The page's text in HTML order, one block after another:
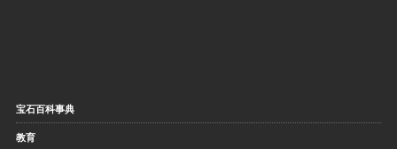
宝石百科事典
教育